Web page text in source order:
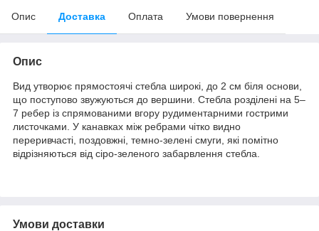
Опис Доставка Оплата Умови повернення
Опис
Вид утворює прямостоячі стебла широкі, до 2 см біля основи,
що поступово звужуються до вершини. Стебла розділені на 5–
7 ребер із спрямованими вгору рудиментарними гострими
листочками. У канавках між ребрами чітко видно
переривчасті, поздовжні, темно-зелені смуги, які помітно
відрізняються від сіро-зеленого забарвлення стебла.
Умови доставки